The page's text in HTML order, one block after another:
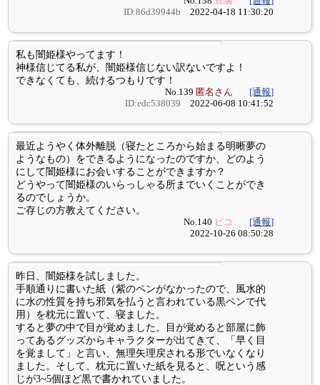
ID:86d39944b 2022-04-18 11:30:20
私も闇姫様やってます！
神様信じてる私が、闇姫様信じない訳ないですよ！
できなくても、続けるつもりです！
No.139 匿名さん
[通報]
ID:edc538039 2022-06-08 10:41:52
最近ようやく体外離脱（寝たところから始まる明晰夢の
ようなもの）をできるようになったのですか、どのよう
にして闇姫様にお会いすることができますか？
どうやって闇姫様のいらっしゃる所までいくことができ
るのでしょうか。
ご存じの方教えてください。
No.140 ピコ
[通報]
2022-10-26 08:50:28
昨日、闇姫様を試しました。
手順通りに書いた紙（紫のペンがなかったので、風水的
に水の性質を持ち邪気を払うと言われている黒ペンで代
用）を枕元に置いて、寝ました。
すると夢の中で目が覚めました。目が覚めると部屋に飾
ってあるグッズからキャラクターが出てきて、「早く目
を覚まして」と言い、無理矢理戻される形でいなくなり
ました。そして、枕元に置いた紙を見ると、呪という感
じが3~5個ほど黒で書かれていました。